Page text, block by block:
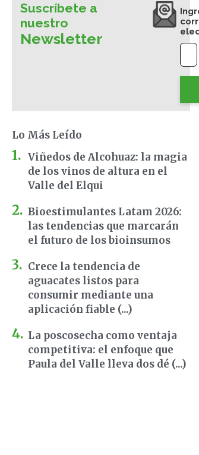
Suscríbete a
nuestro
Newsletter
Lo Más Leído
Viñedos de Alcohuaz: la magia
de los vinos de altura en el
Valle del Elqui
Bioestimulantes Latam 2026:
las tendencias que marcarán
el futuro de los bioinsumos
Crece la tendencia de
aguacates listos para
consumir mediante una
aplicación fiable (...)
La poscosecha como ventaja
competitiva: el enfoque que
Paula del Valle lleva dos dé (...)